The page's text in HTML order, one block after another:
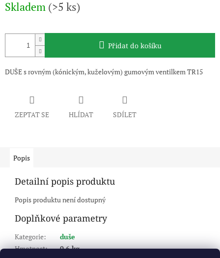
cena:
Skladem (>5 ks)
Přidat do košíku
DUŠE s rovným (kónickým, kuželovým) gumovým ventilkem TR15
ZEPTAT SE HLÍDAT SDÍLET
Popis
Detailní popis produktu
Popis produktu není dostupný
Doplňkové parametry
Kategorie:
duše
Hmotnost:
0.6 kg